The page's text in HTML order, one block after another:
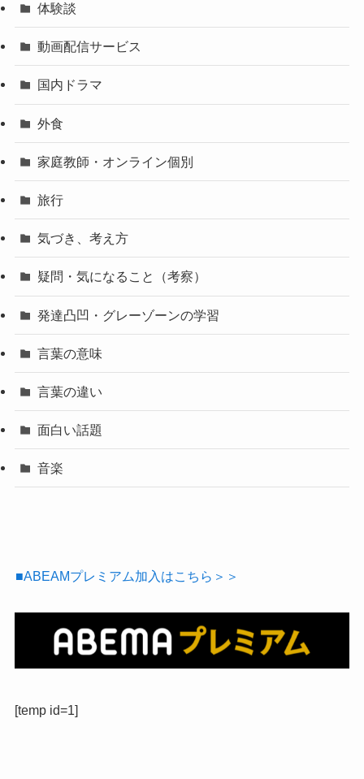
体験談
動画配信サービス
国内ドラマ
外食
家庭教師・オンライン個別
旅行
気づき、考え方
疑問・気になること（考察）
発達凸凹・グレーゾーンの学習
言葉の意味
言葉の違い
面白い話題
音楽
■ABEAMプレミアム加入はこちら＞＞
[temp id=1]